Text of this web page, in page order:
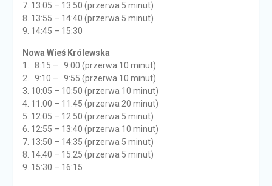
7. 13:05 – 13:50 (przerwa 5 minut)
8. 13:55 – 14:40 (przerwa 5 minut)
9. 14:45 – 15:30
Nowa Wieś Królewska
1. 8:15 – 9:00 (przerwa 10 minut)
2. 9:10 – 9:55 (przerwa 10 minut)
3. 10:05 – 10:50 (przerwa 10 minut)
4. 11:00 – 11:45 (przerwa 20 minut)
5. 12:05 – 12:50 (przerwa 5 minut)
6. 12:55 – 13:40 (przerwa 10 minut)
7. 13:50 – 14:35 (przerwa 5 minut)
8. 14:40 – 15:25 (przerwa 5 minut)
9. 15:30 – 16:15